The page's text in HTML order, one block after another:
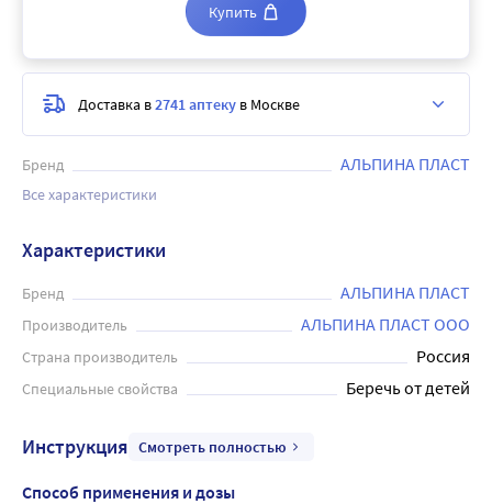
Бренд АЛЬПИНА ПЛАСТ
Все характеристики
Купить
Доставка в2741 аптеку в Москве
Характеристики
Бренд АЛЬПИНА ПЛАСТ
Производитель АЛЬПИНА ПЛАСТ ООО
Страна производитель Россия
Специальные свойства Беречь от детей
Инструкция Смотреть полностью
Способ применения и дозы